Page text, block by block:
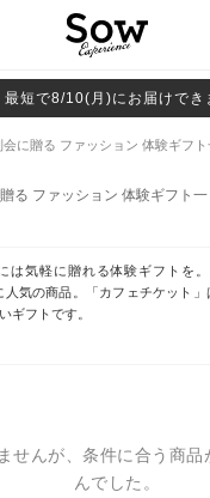
最短で8/10(月)にお届けでき
に贈る ファッション 体験ギフト
る ファッション 体験ギフト一
は気軽に贈れる体験ギフトを
人気の商品。「カフェチケット
ギフトです。
せんが、条件に合う商品
んでした。